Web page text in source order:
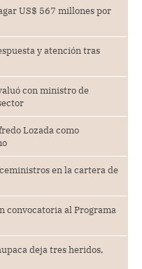
US$ 567 millones por
y atención tras
con ministro de
Lozada como
en la cartera de
convocatoria al Programa
deja tres heridos,